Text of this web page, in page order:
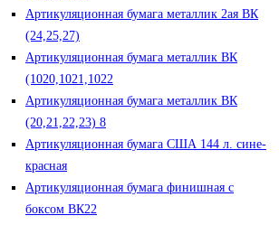
Артикуляционная бумага металлик 2ая ВК
(24,25,27)
Артикуляционная бумага металлик ВК
(1020,1021,1022
Артикуляционная бумага металлик ВК
(20,21,22,23) 8
Артикуляционная бумага США 144 л. сине-
красная
Артикуляционная бумага финишная с
боксом ВК22